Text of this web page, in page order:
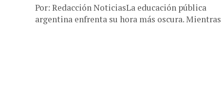
Por: Redacción NoticiasLa educación pública
argentina enfrenta su hora más oscura. Mientras